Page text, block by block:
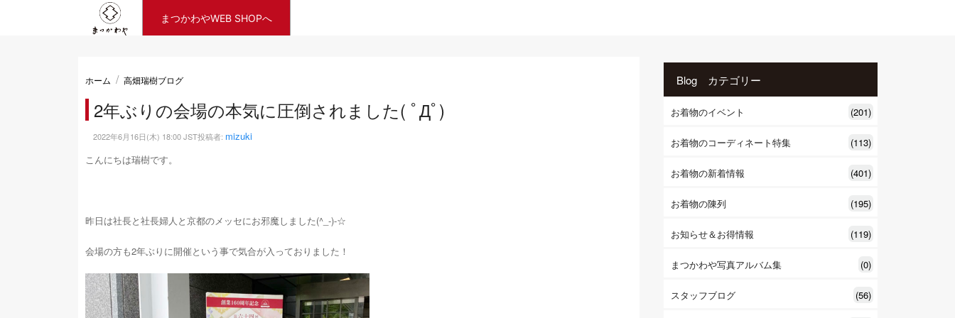
まつかわやWEB SHOPへ
ホーム 高畑瑞樹ブログ
2年ぶりの会場の本気に圧倒されました( ﾟДﾟ)
2022年6月16日(木) 18:00 JST投稿者: mizuki
こんにちは瑞樹です。
昨日は社長と社長婦人と京都のメッセにお邪魔しました(^_-)-☆
会場の方も2年ぶりに開催という事で気合が入っておりました！
Blog カテゴリー
お着物のイベント (201)
お着物のコーディネート特集 (113)
お着物の新着情報 (401)
お着物の陳列 (195)
お知らせ＆お得情報 (119)
まつかわや写真アルバム集 (0)
スタッフブログ (56)